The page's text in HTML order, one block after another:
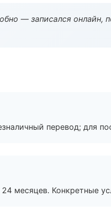
— записался онлайн,
перевод; для
месяцев. Конкретные